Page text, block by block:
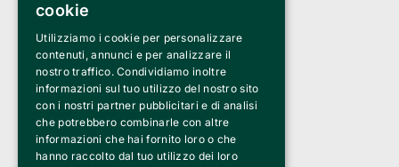
Clappit è un marchio di proprietà di:
Bemils Srl
a Socio Unico
Via Fosse Ardeatine, 4 -20092 Cinisello Balsamo (MI)
PI 05589050961
Iscr. C.C.I.A.A. Milano R.E.A. 1833471
© 2010-2025 Bemils Srl - Tutti i diritti riservati
Credits:
cookie
Utilizziamo i cookie per personalizzare
contenuti, annunci e per analizzare il
nostro traffico. Condividiamo inoltre
informazioni sul tuo utilizzo del nostro sito
con i nostri partner pubblicitari e di analisi
che potrebbero combinarle con altre
informazioni che hai fornito loro o che
hanno raccolto dal tuo utilizzo dei loro